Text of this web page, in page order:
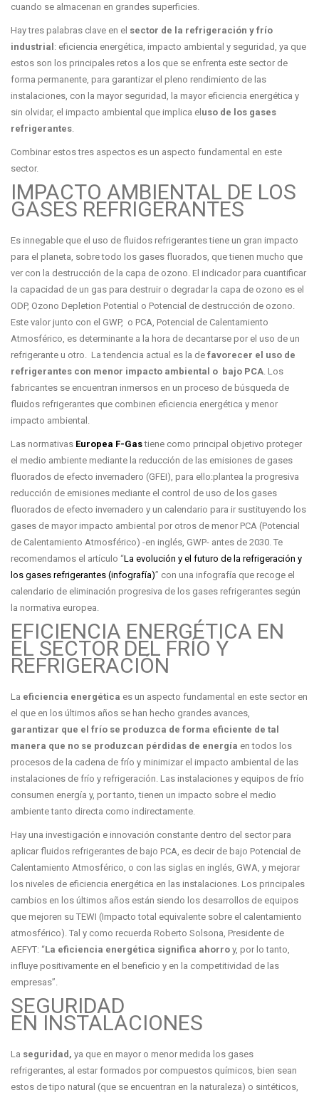
cuando se almacenan en grandes superficies.
Hay tres palabras clave en el sector de la refrigeración y frío
industrial: eficiencia energética, impacto ambiental y seguridad, ya que
estos son los principales retos a los que se enfrenta este sector de
forma permanente, para garantizar el pleno rendimiento de las
instalaciones, con la mayor seguridad, la mayor eficiencia energética y
sin olvidar, el impacto ambiental que implica eluso de los gases
refrigerantes
Combinar estos tres aspectos es un aspecto fundamental en este
sector.
IMPACTO AMBIENTAL DE LOS
GASES REFRIGERANTES
Es innegable que el uso de fluidos refrigerantes tiene un gran impacto
para el planeta, sobre todo los gases fluorados, que tienen mucho que
ver con la destrucción de la capa de ozono. El indicador para cuantificar
la capacidad de un gas para destruir o degradar la capa de ozono es el
ODP, Ozono Depletion Potential o Potencial de destrucción de ozono.
Este valor junto con el GWP, o PCA, Potencial de Calentamiento
Atmosférico, es determinante a la hora de decantarse por el uso de un
refrigerante u otro. La tendencia actual es la de favorecer el uso de
refrigerantes con menor impacto ambiental o bajo PCA . Los
fabricantes se encuentran inmersos en un proceso de búsqueda de
fluidos refrigerantes que combinen eficiencia energética y menor
impacto ambiental.
Las normativas Europea F-Gastiene como principal objetivo proteger
el medio ambiente mediante la reducción de las emisiones de gases
fluorados de efecto invernadero (GFEI), para ello:plantea la progresiva
reducción de emisiones mediante el control de uso de los gases
fluorados de efecto invernadero y un calendario para ir sustituyendo los
gases de mayor impacto ambiental por otros de menor PCA (Potencial
de Calentamiento Atmosférico) -en inglés, GWP- antes de 2030. Te
recomendamos el artículo “La evolución y el futuro de la refrigeración y
los gases refrigerantes (infografía)” con una infografía que recoge el
calendario de eliminación progresiva de los gases refrigerantes según
la normativa europea.
EFICIENCIA ENERGÉTICA EN
EL SECTOR DEL FRÍO Y
REFRIGERACIÓN
La eficiencia energética es un aspecto fundamental en este sector en
el que en los últimos años se han hecho grandes avances,
garantizar que el frío se produzca de forma eficiente de tal
manera que no se produzcan pérdidas de energía en todos los
procesos de la cadena de frío y minimizar el impacto ambiental de las
instalaciones de frío y refrigeración. Las instalaciones y equipos de frío
consumen energía y, por tanto, tienen un impacto sobre el medio
ambiente tanto directa como indirectamente.
Hay una investigación e innovación constante dentro del sector para
aplicar fluidos refrigerantes de bajo PCA, es decir de bajo Potencial de
Calentamiento Atmosférico, o con las siglas en inglés, GWA, y mejorar
los niveles de eficiencia energética en las instalaciones. Los principales
cambios en los últimos años están siendo los desarrollos de equipos
que mejoren su TEWI (Impacto total equivalente sobre el calentamiento
atmosférico). Tal y como recuerda Roberto Solsona, Presidente de
AEFYT: “La eficiencia energética significa ahorro y, por lo tanto,
influye positivamente en el beneficio y en la competitividad de las
empresas”.
SEGURIDAD
EN INSTALACIONES
La seguridad, ya que en mayor o menor medida los gases
refrigerantes, al estar formados por compuestos químicos, bien sean
estos de tipo natural (que se encuentran en la naturaleza) o sintéticos,